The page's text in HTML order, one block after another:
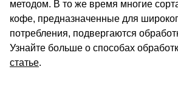
методом. В то же время многие
кофе, предназначенные для
потребления, подвергаются
Узнайте больше о способах
статье.